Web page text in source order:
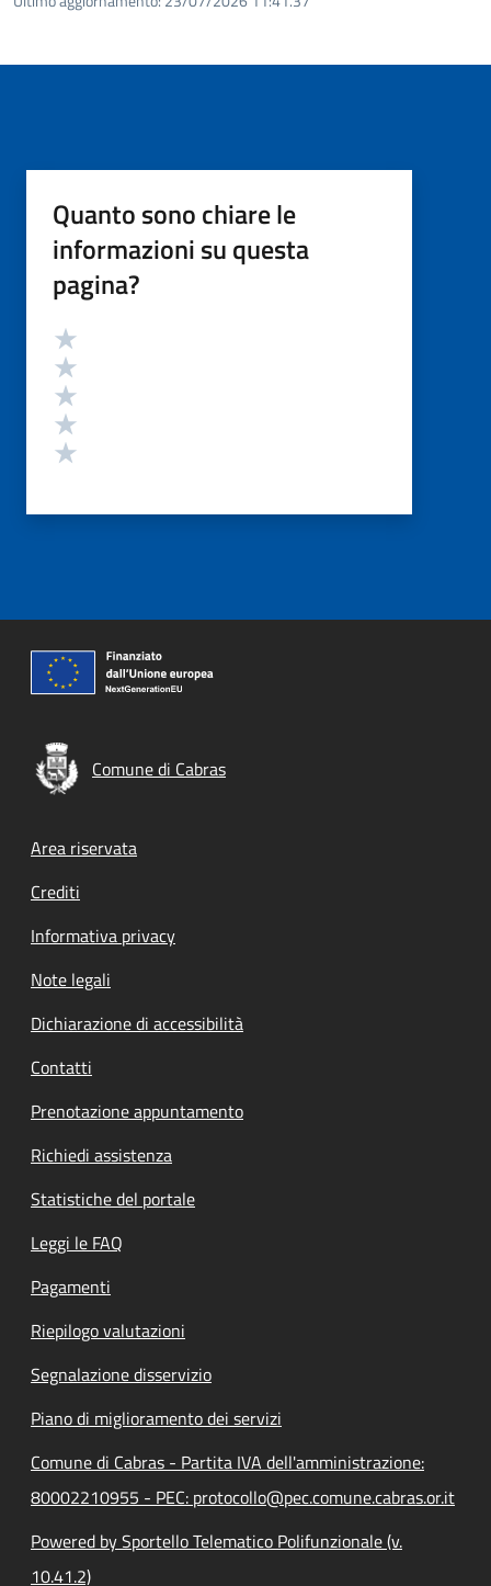
Quanto sono chiare le
informazioni su questa
pagina?
Valutazione
Comune di Cabras
Footer menu
Area riservata
Crediti
Informativa privacy
Note legali
Dichiarazione di accessibilità
Contatti
Prenotazione appuntamento
Richiedi assistenza
Statistiche del portale
Leggi le FAQ
Pagamenti
Riepilogo valutazioni
Segnalazione disservizio
Piano di miglioramento dei servizi
Comune di Cabras - Partita IVA dell'amministrazione:
80002210955 - PEC: protocollo@pec.comune.cabras.or.it
Powered by Sportello Telematico Polifunzionale (v.
10.41.2)